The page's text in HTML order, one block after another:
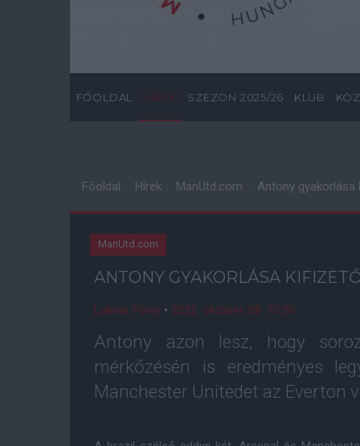
FŐOLDAL HÍREK SZEZON 2025/26 KLUB
Főoldal Hírek ManUtd.com Antony gyakorlása
ManUtd.com
ANTONY GYAKORLÁSA
Lakner Péter • 2022. október. 08. 10:50
Antony azon lesz, hogy
mérkőzésén is eredményes
Manchester Unitedet az Everton